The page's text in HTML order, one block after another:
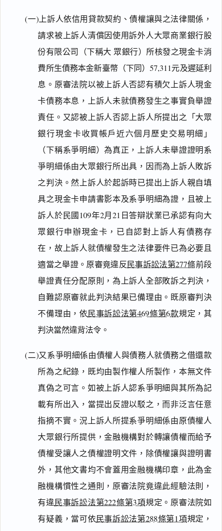
(一)上訴人依信用貸款契約、債權讓與之法律關係，
請求被上訴人清償因使用訴外人大眾商業銀行股
份有限公司（下稱大 眾銀行）所核發之現金卡消
費所生債務本金新臺幣（下同）57,311元及遲延利
息。原審法院以被上訴人否認有積欠上訴人現金
卡債務本息，上訴人未就債務發生之事實負舉證
責任。又認被上訴人否認上訴人所提出之「大眾
銀行現金卡收買帳戶近六個月歷史交易明細」
（下稱系爭明細）為真正，上訴人未舉證證明系
爭明細係由大眾銀行所出具，因而為上訴人敗訴
之判決。然上訴人於起訴時已提出上訴人親自填
具之現金卡申請書影本及系爭明細為證，且被上
訴人於民國109年2月21日答辯狀業已承認有向大
眾銀行申辦現金卡，已自認對上訴人有債務存
在，故上訴人就債權發生之法律要件已為必要且
適當之舉證。原審竟違反民事訴訟法第277條前段
舉證責任分配原則，為上訴人全部敗訴之判決，
自難認原審就此判決結果已備理由。既原審判決
不備理由，依民事訴訟法第469條第6款規定，其
判決當然違背法令。
(二)又系爭明細係由債權人與債務人就債務之借還款
所為之紀錄，既均由製作權人所製作，本無文件
真偽之可言。如被上訴人認系爭明細與其所為記
載有所出入，當提出反證以駁之，而非泛言任意
指摘不實。況上訴人所提系爭明細係由原債權人
大眾銀行所提供，金融機構對於轉讓債權而給予
債權受讓人之債權證明文件，除債權讓與證明書
外，其他文書均不會蓋用金融機構印章，此為金
融機構慣性之通則，原審法院竟違此經驗法則，
有違民事訴訟法第222條第3項規定。原審法院如
有疑義，當可依民事訴訟法第288條第1項規定，